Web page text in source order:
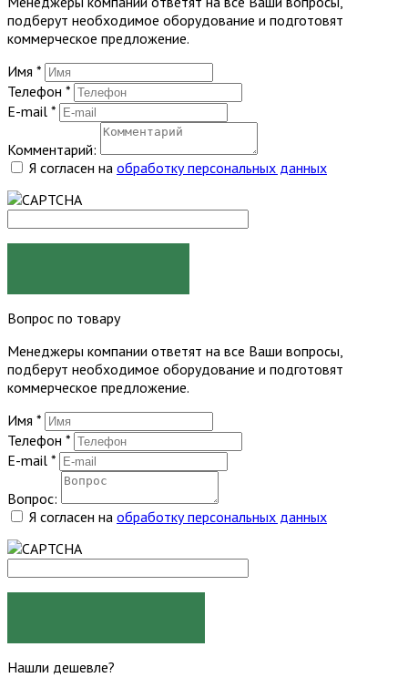
подберут необходимое оборудование и подготовят
коммерческое предложение.
Имя *
Телефон *
E-mail *
Комментарий:
Я согласен на обработку персональных данных
Вопрос по товару
Менеджеры компании ответят на все Ваши вопросы,
подберут необходимое оборудование и подготовят
коммерческое предложение.
Имя *
Телефон *
E-mail *
Вопрос:
Я согласен на обработку персональных данных
Нашли дешевле?